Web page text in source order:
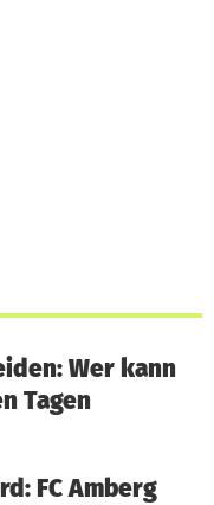
Wer kann
Tagen
FC Amberg